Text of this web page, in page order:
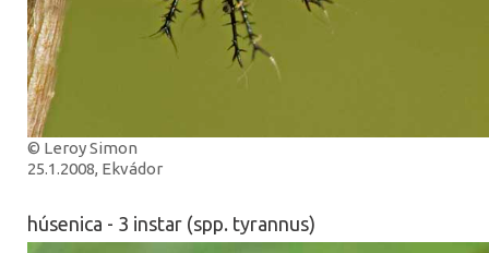
© Leroy Simon
25.1.2008, Ekvádor
húsenica - 3 instar (spp. tyrannus)